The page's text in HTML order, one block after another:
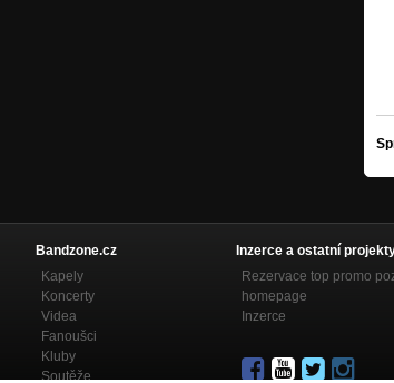
Bandzone.cz
Kapely
Koncerty
Videa
Fanoušci
Kluby
Soutěže
Inzerce a ostatní
Rezervace top promo
homepage
Inzerce